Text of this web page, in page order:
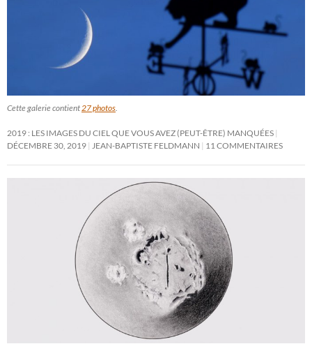
Cette galerie contient 27 photos
2019 : LES IMAGES DU CIEL QUE VOUS AVEZ (PEUT-ÊTRE) MANQUÉES
DÉCEMBRE 30, 2019
JEAN-BAPTISTE FELDMANN 11 COMMENTAIRES